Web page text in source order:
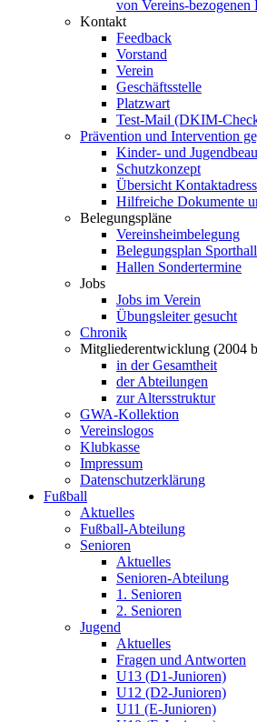
von Vereins-bezogenen
Kontakt
Feedback
Vorstand
Verein
Geschäftsstelle
Platzwart
Test-Mail (DKIM-
Prävention und Intervention
Kinder- und
Schutzkonzept
Übersicht
Hilfreiche Dokumente
Belegungspläne
Vereinsheimbelegung
Belegungsplan
Hallen Sondertermine
Jobs
Jobs im Verein
Übungsleiter gesucht
Chronik
Mitgliederentwicklung (2004
in der Gesamtheit
der Abteilungen
zur Altersstruktur
GWA-Kollektion
Vereinslogos
Klubkasse
Impressum
Datenschutzerklärung
Fußball
Aktuelles
Fußball-Abteilung
Senioren
Aktuelles
Senioren-Abteilung
1. Senioren
2. Senioren
Jugend
Aktuelles
Fragen und Antworten
U13 (D1-Junioren)
U12 (D2-Junioren)
U11 (E-Junioren)